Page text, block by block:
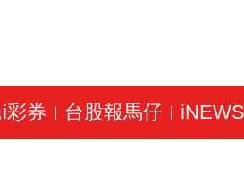
彩券 台股報馬仔|